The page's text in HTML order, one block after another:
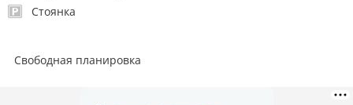
Стоянка
Свободная планировка